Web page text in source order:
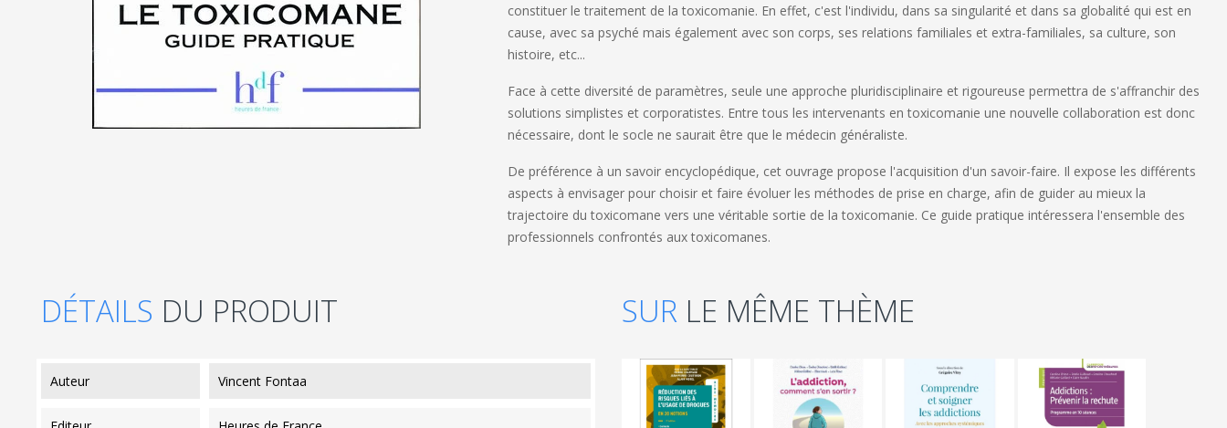
constituer le traitement de la toxicomanie. En effet, c'est l'individu, dans sa singularité et dans sa globalité qui est en
cause, avec sa psyché mais également avec son corps, ses relations familiales et extra-familiales, sa culture, son
histoire, etc...
Face à cette diversité de paramètres, seule une approche pluridisciplinaire et rigoureuse permettra de s'affranchir des
solutions simplistes et corporatistes. Entre tous les intervenants en toxicomanie une nouvelle collaboration est donc
nécessaire, dont le socle ne saurait être que le médecin généraliste.
De préférence à un savoir encyclopédique, cet ouvrage propose l'acquisition d'un savoir-faire. Il expose les différents
aspects à envisager pour choisir et faire évoluer les méthodes de prise en charge, afin de guider au mieux la
trajectoire du toxicomane vers une véritable sortie de la toxicomanie. Ce guide pratique intéressera l'ensemble des
professionnels confrontés aux toxicomanes.
DÉTAILS DU PRODUIT
auteur Vincent Fontaa
SUR LE MÊME THÈME